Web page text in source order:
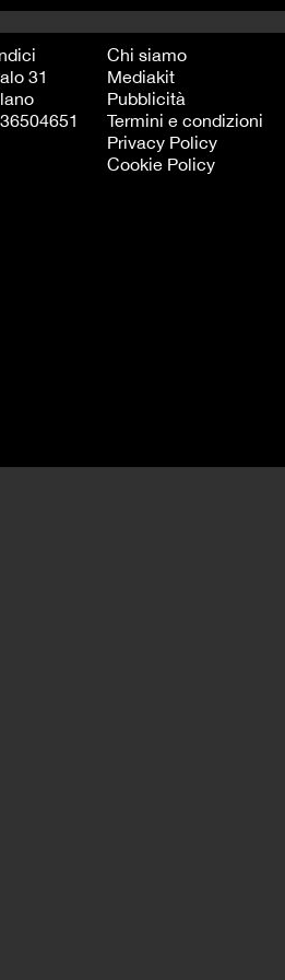
31
Chi siamo
Mediakit
Pubblicità
Termini e condizioni
Privacy Policy
Cookie Policy